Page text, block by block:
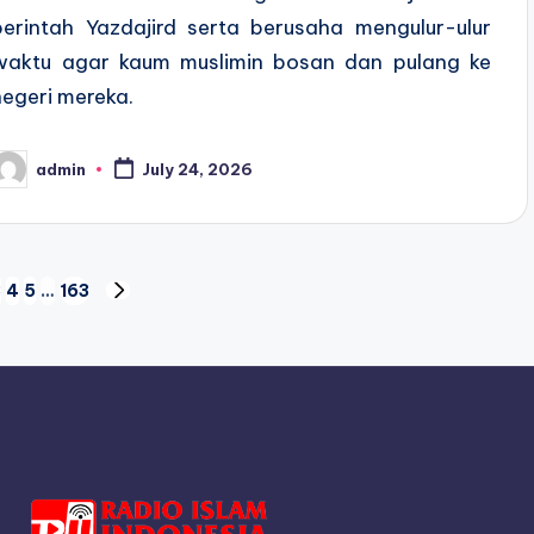
Yazdajird serta berusaha mengulur-ulur
agar kaum muslimin bosan dan pulang ke
mereka.
admin July 24, 2026
4 5 … 163